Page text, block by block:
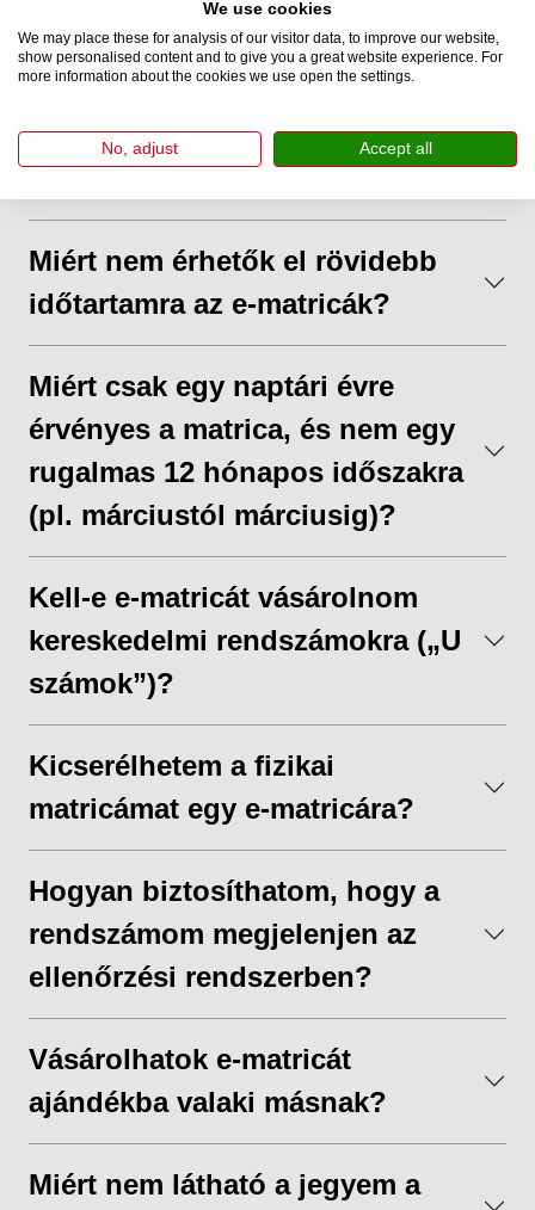
véletlenül vásároltam e-matricát?
Milyen fizetési módokat
fogadnak el az e-matrica
Miért nem érhetők el rövidebb
időtartamra az e-matricák?
Miért csak egy naptári évre
érvényes a matrica, és nem egy
rugalmas 12 hónapos időszakra
(pl. márciustól márciusig)?
Kell-e e-matricát vásárolnom
kereskedelmi rendszámokra („U
számok”)?
Kicserélhetem a fizikai
matricámat egy e-matricára?
Hogyan biztosíthatom, hogy a
rendszámom megjelenjen az
ellenőrzési rendszerben?
Vásárolhatok e-matricát
ajándékba valaki másnak?
Miért nem látható a jegyem a
We use cookies
We may place these for analysis of our visitor data, to improve our website,
show personalised content and to give you a great website experience. For
more information about the cookies we use open the settings.
No, adjust Accept all